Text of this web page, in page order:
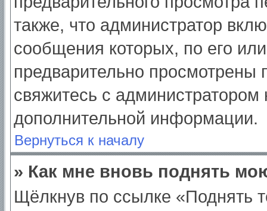
также, что администратор
сообщения которых, по его
предварительно просмотрены
свяжитесь с
дополнительной информации.
Вернуться к началу
» Как мне вновь поднять
Щёлкнув по ссылке «Поднять